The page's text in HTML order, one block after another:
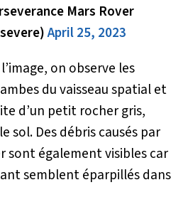
Mars Rover
April 25, 2023
on observe les
du vaisseau spatial et
d’un petit rocher gris,
sol. Des débris causés par
sont également visibles car
semblent éparpillés dans